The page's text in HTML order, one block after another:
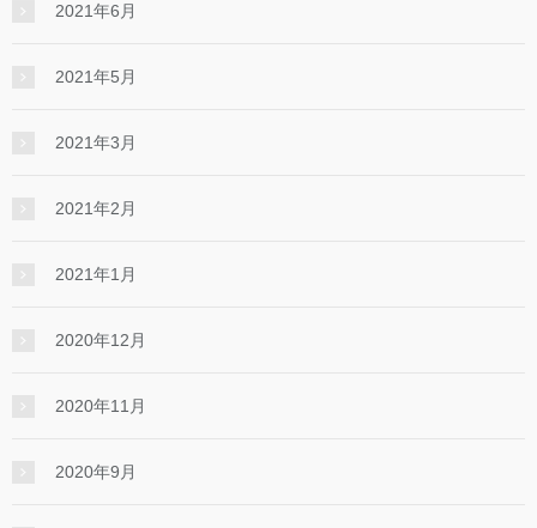
2021年6月
2021年5月
2021年3月
2021年2月
2021年1月
2020年12月
2020年11月
2020年9月